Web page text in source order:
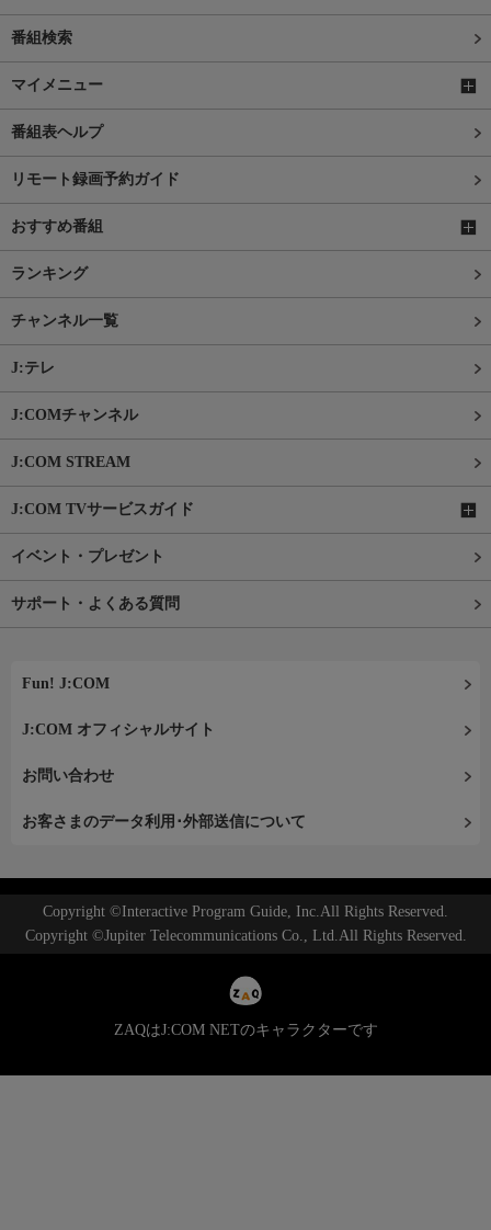
番組検索
マイメニュー
番組表ヘルプ
リモート録画予約ガイド
おすすめ番組
ランキング
チャンネル一覧
J:テレ
J:COMチャンネル
J:COM STREAM
J:COM TVサービスガイド
イベント・プレゼント
サポート・よくある質問
Fun! J:COM
J:COM オフィシャルサイト
お問い合わせ
お客さまのデータ利用･外部送信について
Copyright ©Interactive Program Guide, Inc.All Rights Reserved.
Copyright ©Jupiter Telecommunications Co., Ltd.All Rights Reserved.
ZAQはJ:COM NETのキャラクターです